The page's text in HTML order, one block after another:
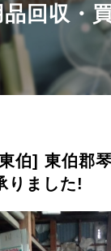
回収・
伯] 東伯郡
りました!